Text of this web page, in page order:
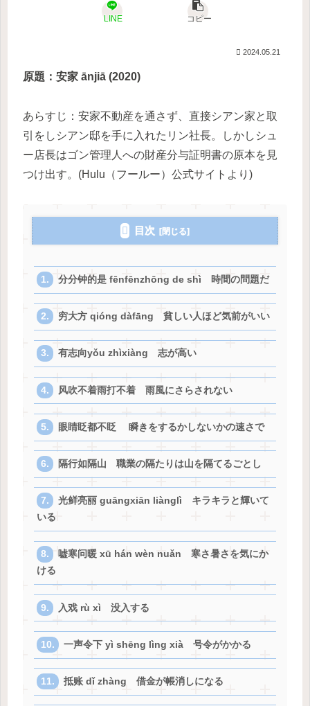
LINE コピー
2024.05.21
原題：安家 ānjiā (2020)
あらすじ：安家不動産を通さず、直接シアン家と取
引をしシアン邸を手に入れたリン社長。しかしシュ
ー店長はゴン管理人への財産分与証明書の原本を見
つけ出す。(Hulu（フールー）公式サイトより)
目次
分分钟的是 fēnfēnzhōng de shì 時間の問題だ
穷大方 qióng dàfāng 貧しい人ほど気前がいい
有志向yǒu zhìxiàng 志が高い
风吹不着雨打不着 雨風にさらされない
眼睛眨都不眨 瞬きをするかしないかの速さで
隔行如隔山 職業の隔たりは山を隔てるごとし
光鲜亮丽 guāngxiān liànglì キラキラと輝いて
いる
嘘寒问暖 xū hán wèn nuǎn 寒さ暑さを気にか
ける
入戏 rù xì 没入する
一声令下 yì shēng lìng xià 号令がかかる
抵账 dǐ zhàng 借金が帳消しになる